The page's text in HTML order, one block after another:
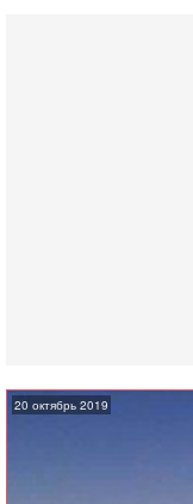
20 октябрь 2019